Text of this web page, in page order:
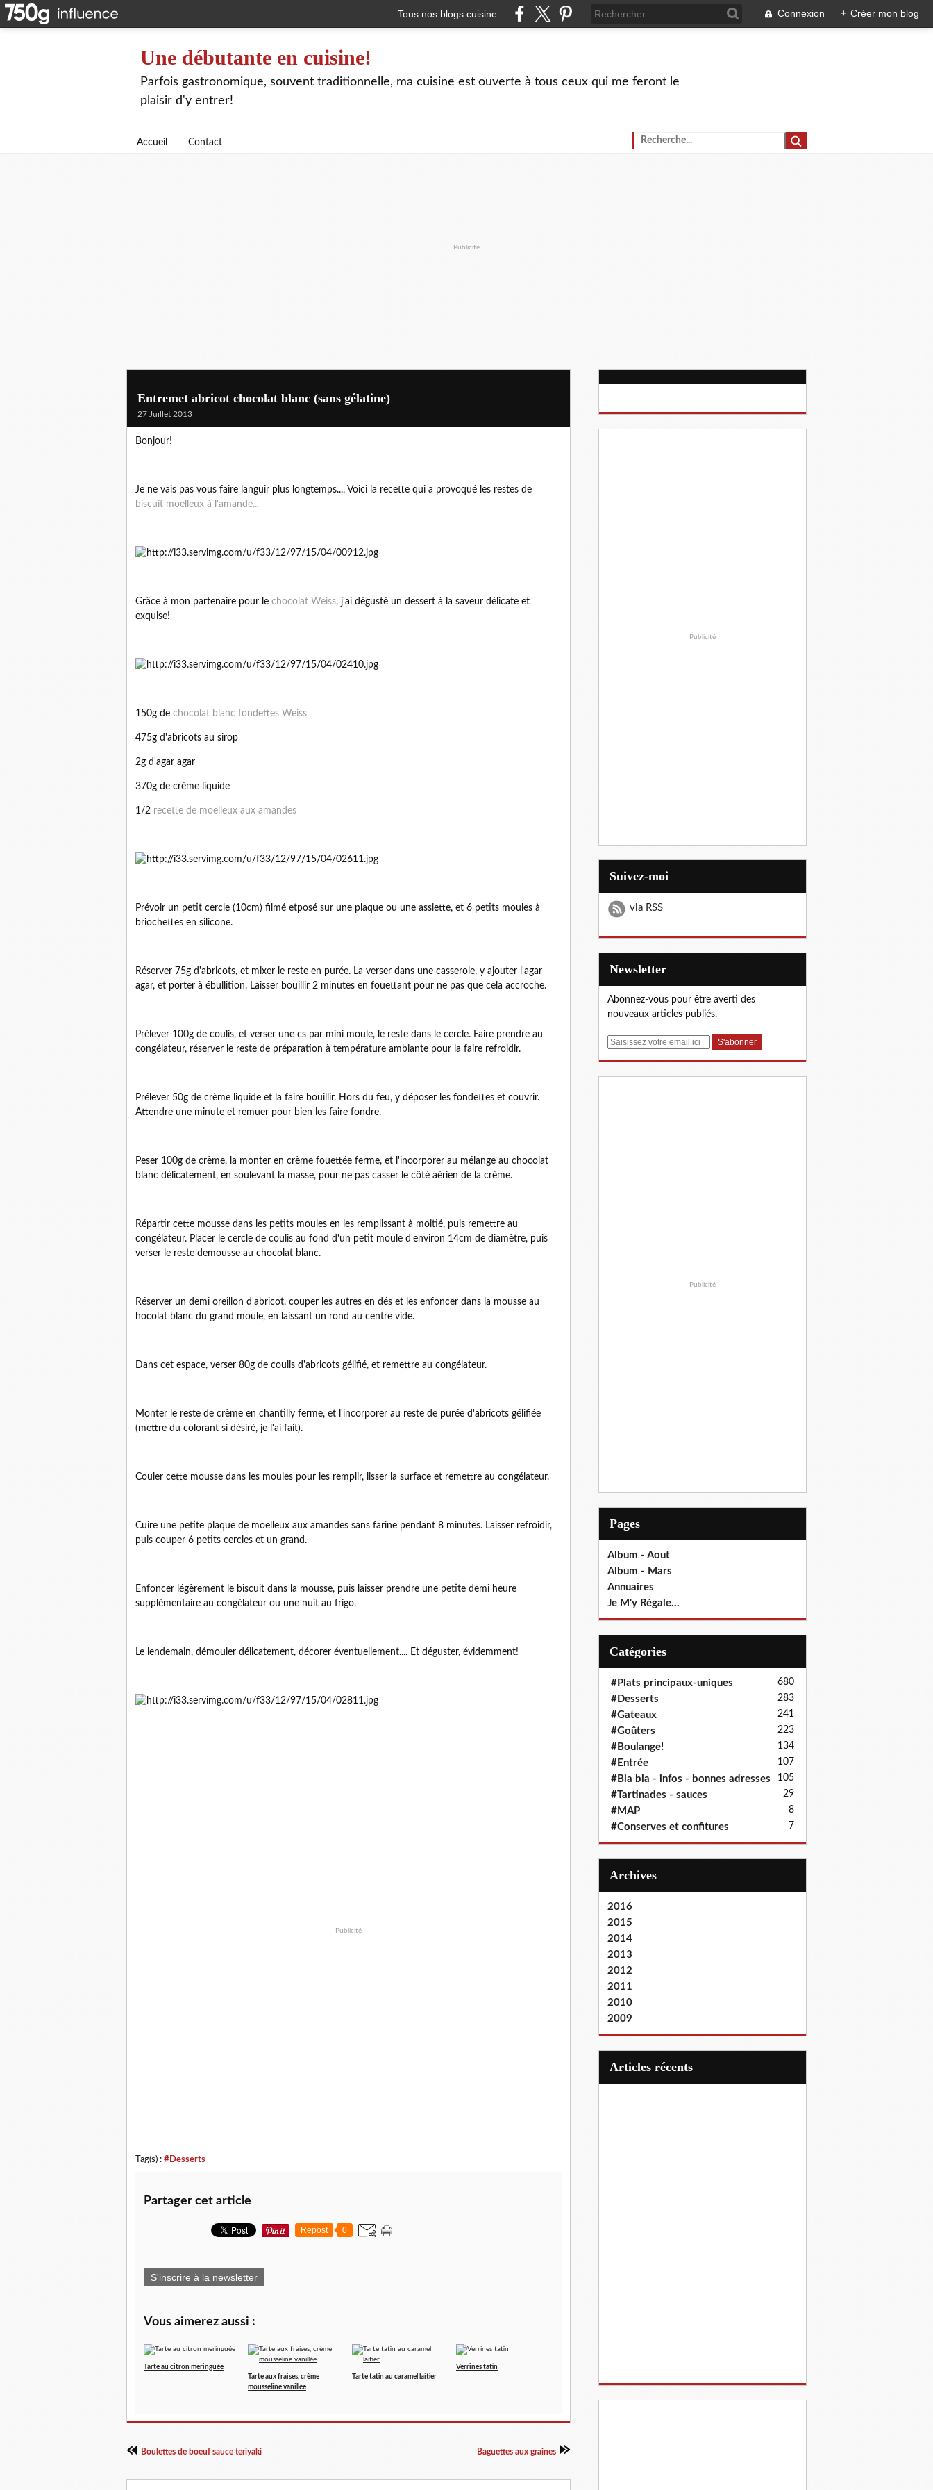
Tous nos blogs cuisine Connexion + Créer mon blog
Une débutante en cuisine!
Parfois gastronomique, souvent traditionnelle, ma cuisine est ouverte à tous ceux qui me feront le
plaisir d'y entrer!
Accueil Contact
Publicité
Entremet abricot chocolat blanc (sans gélatine)
27 Juillet 2013
Bonjour!
Je ne vais pas vous faire languir plus longtemps.... Voici la recette qui a provoqué les restes de
biscuit moelleux à l'amande...
Grâce à mon partenaire pour le chocolat Weiss, j'ai dégusté un dessert à la saveur délicate et
exquise!
150g de chocolat blanc fondettes Weiss
475g d'abricots au sirop
2g d'agar agar
370g de crème liquide
1/2 recette de moelleux aux amandes
Prévoir un petit cercle (10cm) filmé etposé sur une plaque ou une assiette, et 6 petits moules à
briochettes en silicone.
Réserver 75g d'abricots, et mixer le reste en purée. La verser dans une casserole, y ajouter l'agar
agar, et porter à ébullition. Laisser bouillir 2 minutes en fouettant pour ne pas que cela accroche.
Prélever 100g de coulis, et verser une cs par mini moule, le reste dans le cercle. Faire prendre au
congélateur, réserver le reste de préparation à température ambiante pour la faire refroidir.
Prélever 50g de crème liquide et la faire bouillir. Hors du feu, y déposer les fondettes et couvrir.
Attendre une minute et remuer pour bien les faire fondre.
Peser 100g de crème, la monter en crème fouettée ferme, et l'incorporer au mélange au chocolat
blanc délicatement, en soulevant la masse, pour ne pas casser le côté aérien de la crème.
Répartir cette mousse dans les petits moules en les remplissant à moitié, puis remettre au
congélateur. Placer le cercle de coulis au fond d'un petit moule d'environ 14cm de diamètre, puis
verser le reste demousse au chocolat blanc.
Réserver un demi oreillon d'abricot, couper les autres en dés et les enfoncer dans la mousse au
hocolat blanc du grand moule, en laissant un rond au centre vide.
Dans cet espace, verser 80g de coulis d'abricots gélifié, et remettre au congélateur.
Monter le reste de crème en chantilly ferme, et l'incorporer au reste de purée d'abricots gélifiée
(mettre du colorant si désiré, je l'ai fait).
Couler cette mousse dans les moules pour les remplir, lisser la surface et remettre au congélateur.
Cuire une petite plaque de moelleux aux amandes sans farine pendant 8 minutes. Laisser refroidir,
puis couper 6 petits cercles et un grand.
Enfoncer légèrement le biscuit dans la mousse, puis laisser prendre une petite demi heure
supplémentaire au congélateur ou une nuit au frigo.
Le lendemain, démouler déilcatement, décorer éventuellement.... Et déguster, évidemment!
Publicité
Tag(s) : #Desserts
Partager cet article
Repost 0
S'inscrire à la newsletter
Vous aimerez aussi :
Tarte au citron meringuée
Tarte aux fraises, crème
mousseline vanillée
Tarte tatin au caramel laitier
Verrines tatin
Boulettes de boeuf sauce teriyaki Baguettes aux graines
Publicité
Suivez-moi
via RSS
Newsletter
Abonnez-vous pour être averti des
nouveaux articles publiés.
E
Publicité
Pages
Album - Aout
Album - Mars
Annuaires
Je M'y Régale...
Catégories
#Plats principaux-uniques 680
#Desserts 283
#Gateaux 241
#Goûters 223
#Boulange! 134
#Entrée 107
#Bla bla - infos - bonnes adresses 105
#Tartinades - sauces 29
#MAP 8
#Conserves et confitures 7
Archives
2016
2015
2014
2013
2012
2011
2010
2009
articles récents